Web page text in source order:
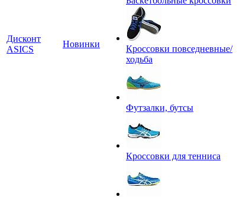
Дисконт
ASICS
Новинки
Кроссовки повседневные/
ходьба
Футзалки, бутсы
Кроссовки для тенниса